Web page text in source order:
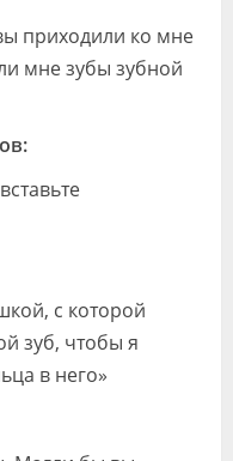
приходили ко мне
мне зубы зубной
с которой
зуб, чтобы я
в него»